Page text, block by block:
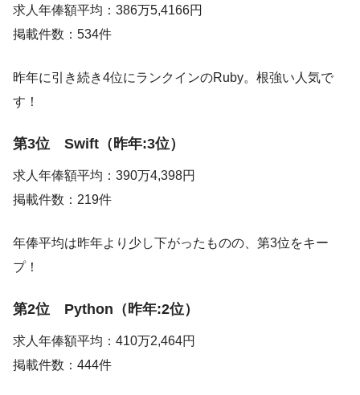
求人年俸額平均：386万5,4166円
掲載件数：534件
昨年に引き続き4位にランクインのRuby。根強い人気で
す！
第3位 Swift（昨年:3位）
求人年俸額平均：390万4,398円
掲載件数：219件
年俸平均は昨年より少し下がったものの、第3位をキー
プ！
第2位 Python（昨年:2位）
求人年俸額平均：410万2,464円
掲載件数：444件